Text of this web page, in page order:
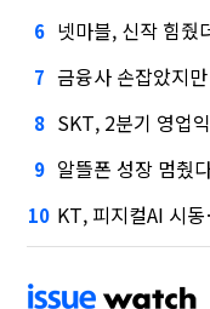
6 넷마블, 신작 힘
7 금융사 손잡았지
8 SKT, 2분기 영업
9 알뜰폰 성장 멈췄
10 KT, 피지컬AI 시